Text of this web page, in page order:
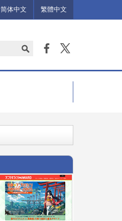
简体中文 繁體中文